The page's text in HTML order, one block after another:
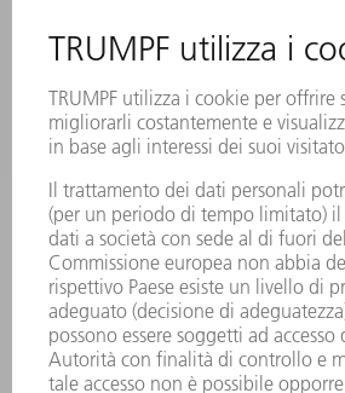
CONTATTO
EVENTI E APPUNTAMENTI
SERVIZI ONLINE
CONTATTO
SEDI
EVENTI E APPUNTAMENTI
ISCRIZIONE ALLA NEWSLETTER
MYTRUMPF